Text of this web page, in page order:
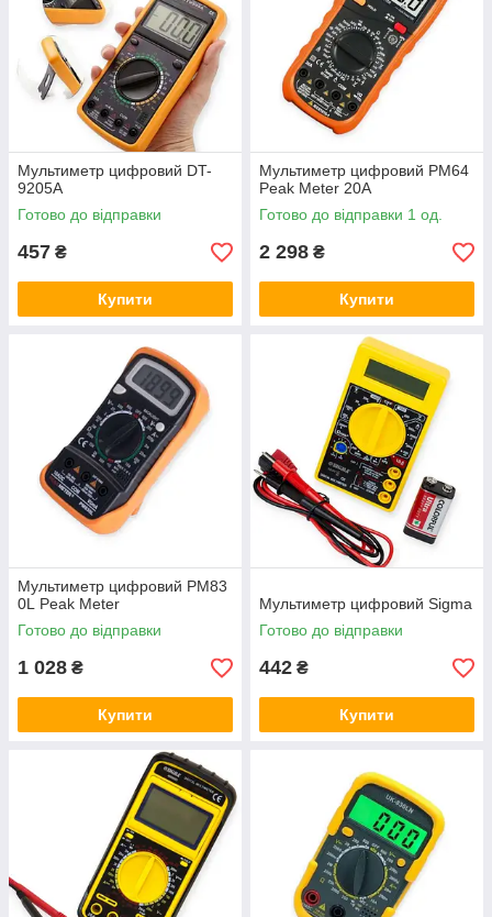
Мультиметр цифровий DT-
9205А
Готово до відправки
457 ₴
Купити
Мультиметр цифровий PM64
Peak Meter 20А
Готово до відправки 1 од.
2 298 ₴
Купити
Мультиметр цифровий PM83
0L Peak Meter
Готово до відправки
1 028 ₴
Купити
Мультиметр цифровий Sigma
Готово до відправки
442 ₴
Купити